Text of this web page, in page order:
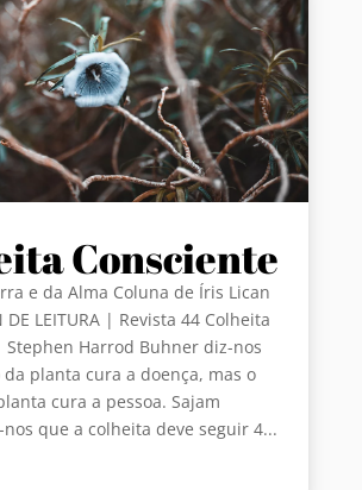
Consciente
e da Alma Coluna de Íris Lican
DE LEITURA | Revista 44 Colheita
Harrod Buhner diz-nos
planta cura a doença, mas o
cura a pessoa. Sajam
que a colheita deve seguir 4...